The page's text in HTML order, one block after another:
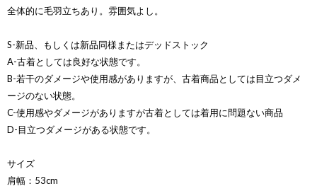
全体的に毛羽立ちあり。雰囲気よし。
S-新品、もしくは新品同様またはデッドストック
A-古着としては良好な状態です。
B-若干のダメージや使用感がありますが、古着商品としては目立つダメ
ージのない状態。
C-使用感やダメージがありますが古着としては着用に問題ない商品
D-目立つダメージがある状態です。
サイズ
肩幅：53cm